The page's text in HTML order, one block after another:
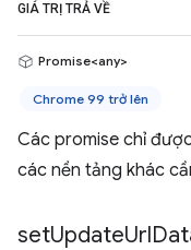
GIÁ TRỊ TRẢ VỀ
Promise<any>
Chrome 99 trở lên
Các promise chỉ
các nền tảng khác
setUpdateUrl